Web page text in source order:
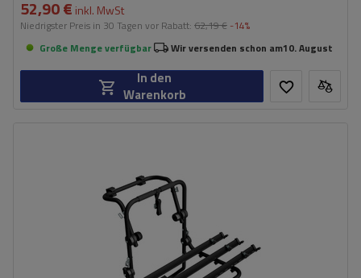
52,90 € inkl. MwSt
Niedrigster Preis in 30 Tagen vor Rabatt: 62,19 € -14%
Große Menge verfügbar
Wir versenden schon am10. August
In den
Warenkorb
universelles Montagesystem
kompatibel mit allen Karosseriearten